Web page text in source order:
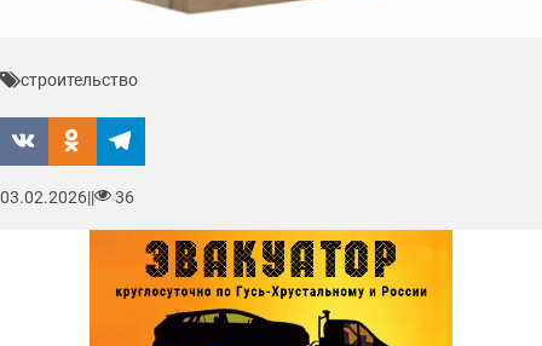
строительство
03.02.2026|| 36